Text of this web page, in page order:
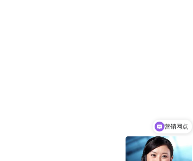
营销网点